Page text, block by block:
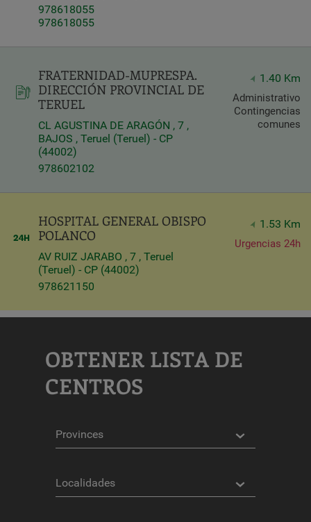
Search
Apply
978618055
978618055
FRATERNIDAD-MUPRESPA.
DIRECCIÓN PROVINCIAL DE
TERUEL
CL AGUSTINA DE ARAGÓN , 7 ,
BAJOS , Teruel (Teruel) - CP
(44002)
978602102
1.40 Km
Administrativo
Contingencias
comunes
HOSPITAL GENERAL OBISPO
POLANCO
AV RUIZ JARABO , 7 , Teruel
(Teruel) - CP (44002)
978621150
1.53 Km
Urgencias 24h
OBTENER LISTA DE
CENTROS
Localidades